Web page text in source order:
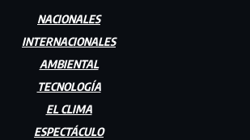
NACIONALES
INTERNACIONALES
AMBIENTAL
TECNOLOGÍA
EL CLIMA
ESPECTÁCULO